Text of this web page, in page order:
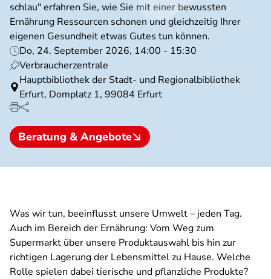
schlau" erfahren Sie, wie Sie mit einer bewussten
Ernährung Ressourcen schonen und gleichzeitig Ihrer
eigenen Gesundheit etwas Gutes tun können.
Do, 24. September 2026, 14:00 - 15:30
Verbraucherzentrale
Hauptbibliothek der Stadt- und Regionalbibliothek
Erfurt, Domplatz 1, 99084 Erfurt
Beratung & Angebote
Was wir tun, beeinflusst unsere Umwelt – jeden Tag.
Auch im Bereich der Ernährung: Vom Weg zum
Supermarkt über unsere Produktauswahl bis hin zur
richtigen Lagerung der Lebensmittel zu Hause. Welche
Rolle spielen dabei tierische und pflanzliche Produkte?